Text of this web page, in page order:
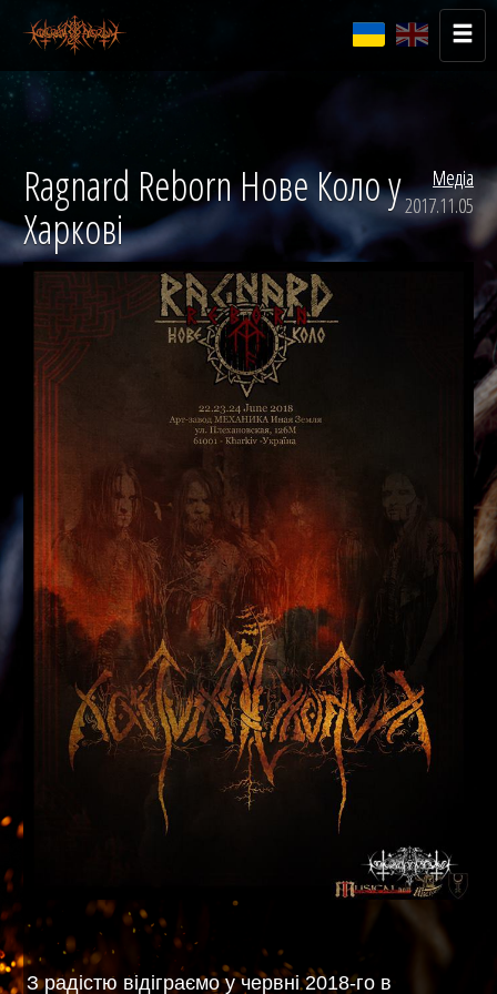
Медіа
2017.11.05
Ragnard Reborn Нове Коло у
Харкові
З радістю відіграємо у червні 2018-го в